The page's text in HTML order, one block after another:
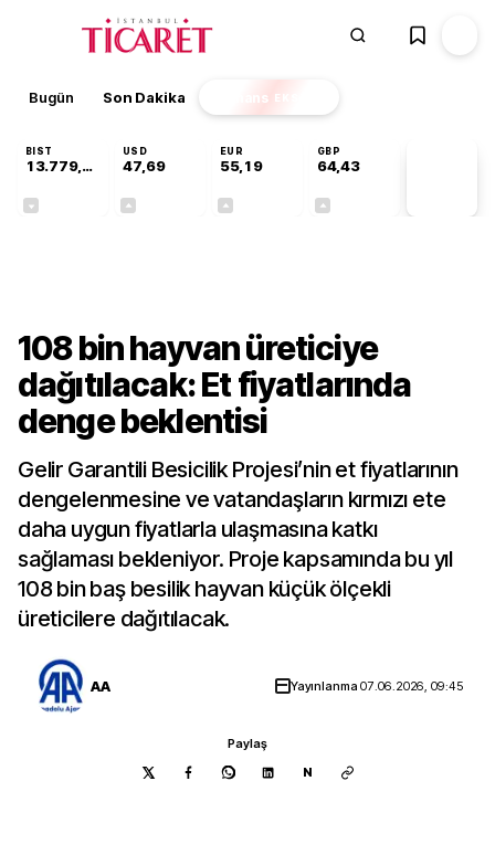
Bugün Son Dakika Finans EKSTRA
BIST
13.779,39
USD
47,69
EUR
55,19
GBP
64,43
108 bin hayvan üreticiye
dağıtılacak: Et fiyatlarında
denge beklentisi
Gelir Garantili Besicilik Projesi’nin et fiyatlarının
dengelenmesine ve vatandaşların kırmızı ete
daha uygun fiyatlarla ulaşmasına katkı
sağlaması bekleniyor. Proje kapsamında bu yıl
108 bin baş besilik hayvan küçük ölçekli
üreticilere dağıtılacak.
AA Yayınlanma07.06.2026, 09:45
Paylaş
N